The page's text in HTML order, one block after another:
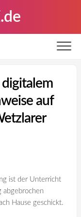
auf
ist der Unterricht
abgebrochen
Hause geschickt.